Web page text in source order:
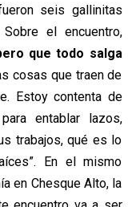
seis gallinitas
el encuentro,
que todo salga
cosas que traen de
Estoy contenta de
entablar lazos,
trabajos, qué es lo
En el mismo
en Chesque Alto, la